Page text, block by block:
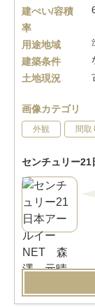
建ぺい/容積
率
用途地域
建築条件
土地現況
画像カテゴリ
外観 間取
センチュリー21